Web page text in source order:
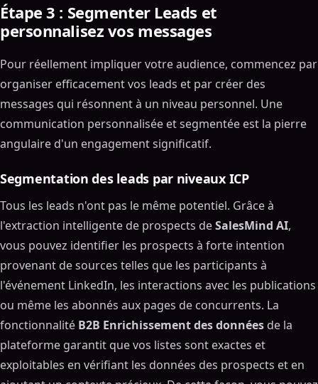
Étape 3 : Segmenter Leads et
personnalisez vos messages
Pour réellement impliquer votre audience, commencez par
organiser efficacement vos leads et par créer des
messages qui résonnent à un niveau personnel. Une
communication personnalisée et segmentée est la pierre
angulaire d'un engagement significatif.
Segmentation des leads par niveaux ICP
Tous les leads n'ont pas le même potentiel. Grâce à
l'extraction intelligente de prospects deSalesMind AI,
vous pouvez identifier les prospects à forte intention
provenant de sources telles que les participants à
l'événement LinkedIn, les interactions avec les publications
ou même les abonnés aux pages de concurrents. La
fonctionnalité B2B Enrichissement des données de la
plateforme garantit que vos listes sont exactes et
exploitables en vérifiant les données des prospects et en